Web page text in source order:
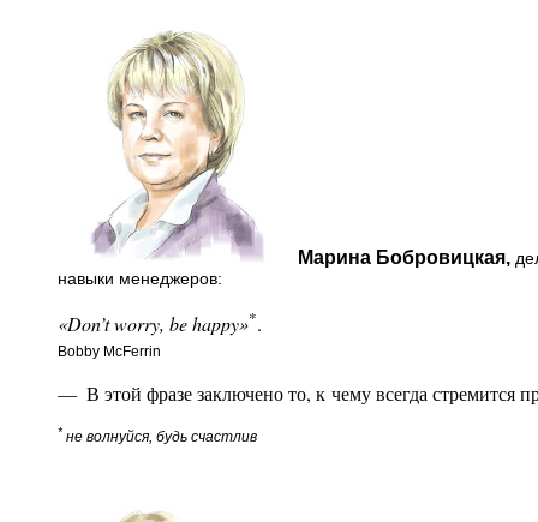
Марина Бобровицкая,
навыки менеджеров:
«Don’t worry, be happy»*.
Bobby McFerrin
— В этой фразе заключено то, к чему всегда стремится
* не волнуйся, будь счастлив